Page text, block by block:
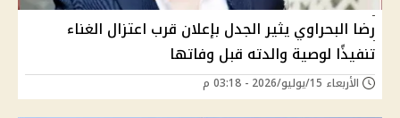
رضا البحراوي يثير الجدل بإعلان قرب اعتزال الغناء
تنفيذًا لوصية والدته قبل وفاتها
الأربعاء 15/يوليو/2026 - 03:18 م